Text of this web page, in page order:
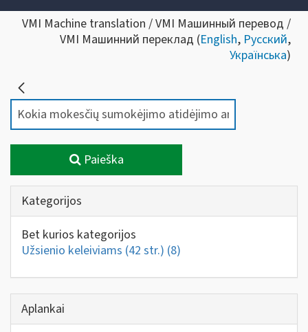
VMI Machine translation / VMI Машинный перевод /
VMI Машинний переклад (English, Русский,
Українська)
Paieška
Kategorijos
Bet kurios kategorijos
Užsienio keleiviams (42 str.) (8)
Aplankai